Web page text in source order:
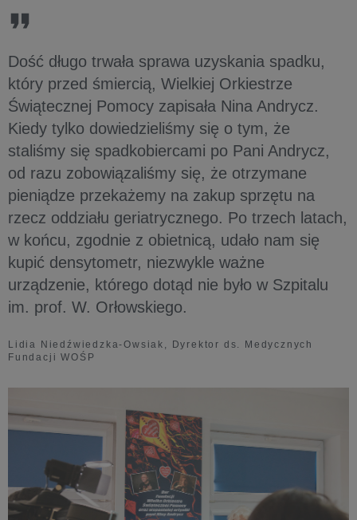
Dość długo trwała sprawa uzyskania spadku,
który przed śmiercią, Wielkiej Orkiestrze
Świątecznej Pomocy zapisała Nina Andrycz.
Kiedy tylko dowiedzieliśmy się o tym, że
staliśmy się spadkobiercami po Pani Andrycz,
od razu zobowiązaliśmy się, że otrzymane
pieniądze przekażemy na zakup sprzętu na
rzecz oddziału geriatrycznego. Po trzech latach,
w końcu, zgodnie z obietnicą, udało nam się
kupić densytometr, niezwykle ważne
urządzenie, którego dotąd nie było w Szpitalu
im. prof. W. Orłowskiego.
Lidia Niedźwiedzka-Owsiak, Dyrektor ds. Medycznych
Fundacji WOŚP